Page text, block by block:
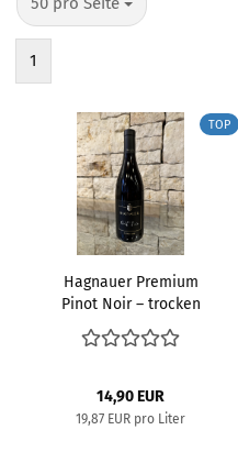
1
TOP
Hagnauer Premium
Pinot Noir – trocken
14,90 EUR
19,87 EUR pro Liter